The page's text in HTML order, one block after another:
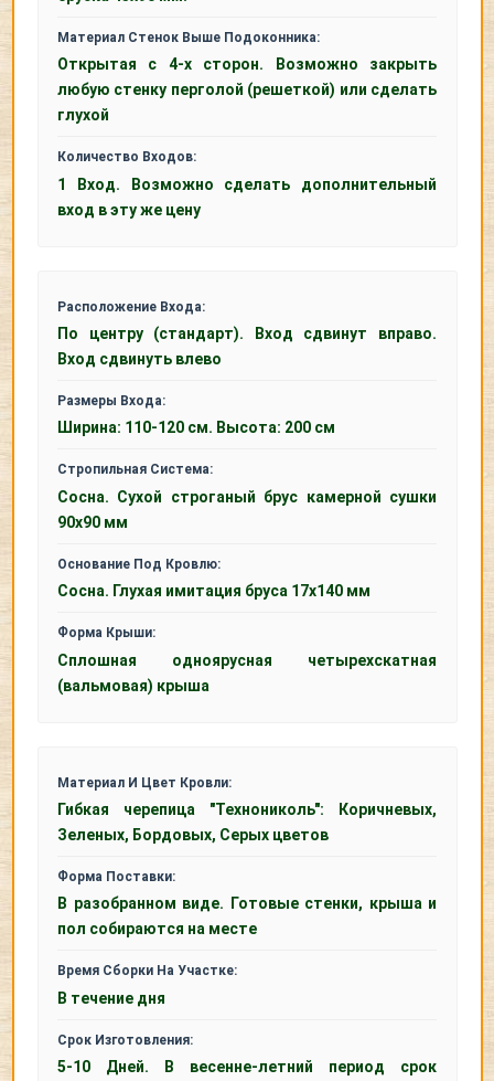
Материал Стенок Выше Подоконника:
Открытая с 4-х сторон. Возможно закрыть
любую стенку перголой (решеткой) или сделать
глухой
Количество Входов:
1 Вход. Возможно сделать дополнительный
вход в эту же цену
Расположение Входа:
По центру (стандарт). Вход сдвинут вправо.
Вход сдвинуть влево
Размеры Входа:
Ширина: 110-120 см. Высота: 200 см
Стропильная Система:
Сосна. Сухой строганый брус камерной сушки
90x90 мм
Основание Под Кровлю:
Сосна. Глухая имитация бруса 17х140 мм
Форма Крыши:
Сплошная одноярусная четырехскатная
(вальмовая) крыша
Материал И Цвет Кровли:
Гибкая черепица "Технониколь": Коричневых,
Зеленых, Бордовых, Серых цветов
Форма Поставки:
В разобранном виде. Готовые стенки, крыша и
пол собираются на месте
Время Сборки На Участке:
В течение дня
Срок Изготовления:
5-10 Дней. В весенне-летний период срок